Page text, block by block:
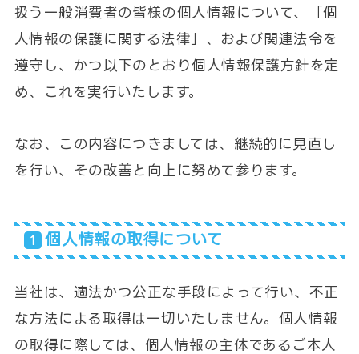
扱う一般消費者の皆様の個人情報について、「個
人情報の保護に関する法律」、および関連法令を
遵守し、かつ以下のとおり個人情報保護方針を定
め、これを実行いたします。
なお、この内容につきましては、継続的に見直し
を行い、その改善と向上に努めて参ります。
個人情報の取得について
当社は、適法かつ公正な手段によって行い、不正
な方法による取得は一切いたしません。個人情報
の取得に際しては、個人情報の主体であるご本人